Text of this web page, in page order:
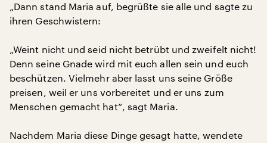
„Dann stand Maria auf, begrüßte sie alle und sagte zu
ihren Geschwistern:
„Weint nicht und seid nicht betrübt und zweifelt nicht!
Denn seine Gnade wird mit euch allen sein und euch
beschützen. Vielmehr aber lasst uns seine Größe
preisen, weil er uns vorbereitet und er uns zum
Menschen gemacht hat“, sagt Maria.
Nachdem Maria diese Dinge gesagt hatte, wendete